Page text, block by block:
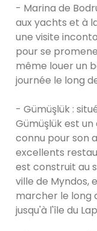
- Marina de
aux yachts et à
une visite
pour se
même louer un
journée le long
- Gümüşlük :
Gümüşlük est
connu pour son
excellents
est construit au
ville de Myndos,
marcher le long
jusqu'à l'île du